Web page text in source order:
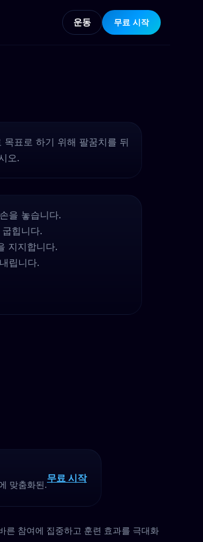
운동 무료 시작
표로 하기 위해 팔꿈치를 뒤
오.
을 놓습니다.
힙니다.
지지합니다.
립니다.
맞춤화된.
무료 시작
른 참여에 집중하고 훈련 효과를 극대화